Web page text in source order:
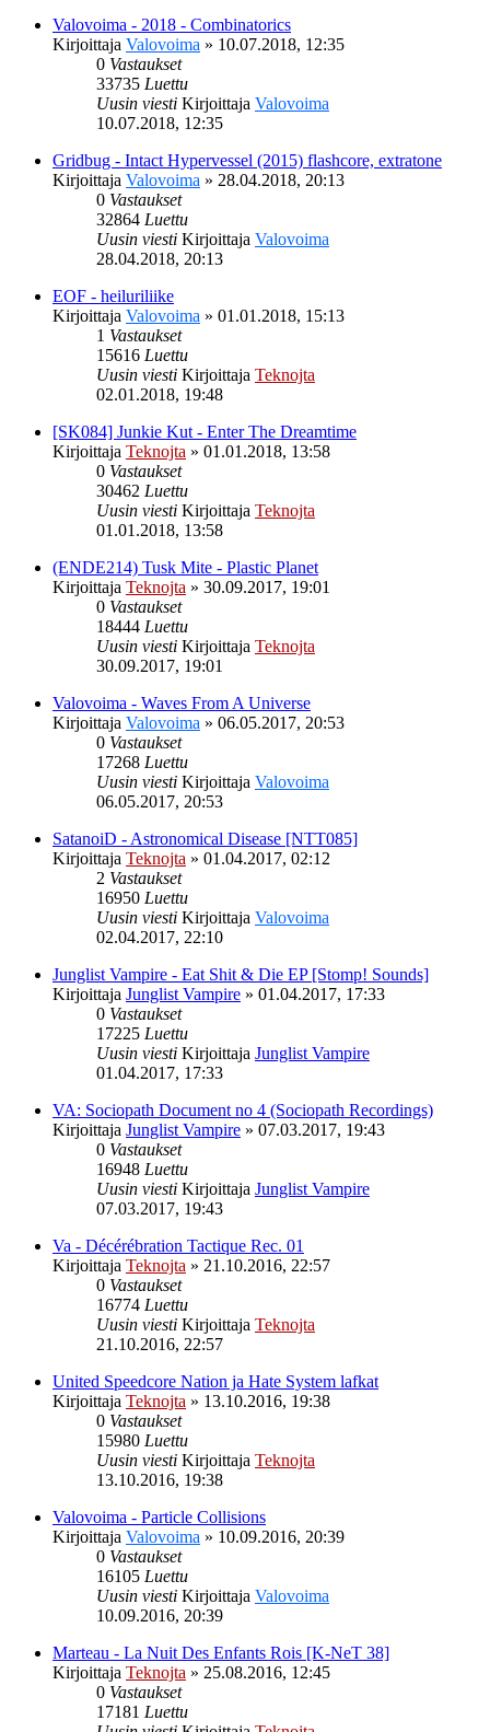
Valovoima - 2018 - Combinatorics
Kirjoittaja Valovoima » 10.07.2018, 12:35
0 Vastaukset
33735 Luettu
Uusin viesti Kirjoittaja Valovoima
10.07.2018, 12:35
Gridbug - Intact Hypervessel (2015) flashcore, extratone
Kirjoittaja Valovoima » 28.04.2018, 20:13
0 Vastaukset
32864 Luettu
Uusin viesti Kirjoittaja Valovoima
28.04.2018, 20:13
EOF - heiluriliike
Kirjoittaja Valovoima » 01.01.2018, 15:13
1 Vastaukset
15616 Luettu
Uusin viesti Kirjoittaja Teknojta
02.01.2018, 19:48
[SK084] Junkie Kut - Enter The Dreamtime
Kirjoittaja Teknojta » 01.01.2018, 13:58
0 Vastaukset
30462 Luettu
Uusin viesti Kirjoittaja Teknojta
01.01.2018, 13:58
(ENDE214) Tusk Mite - Plastic Planet
Kirjoittaja Teknojta » 30.09.2017, 19:01
0 Vastaukset
18444 Luettu
Uusin viesti Kirjoittaja Teknojta
30.09.2017, 19:01
Valovoima - Waves From A Universe
Kirjoittaja Valovoima » 06.05.2017, 20:53
0 Vastaukset
17268 Luettu
Uusin viesti Kirjoittaja Valovoima
06.05.2017, 20:53
SatanoiD - Astronomical Disease [NTT085]
Kirjoittaja Teknojta » 01.04.2017, 02:12
2 Vastaukset
16950 Luettu
Uusin viesti Kirjoittaja Valovoima
02.04.2017, 22:10
Junglist Vampire - Eat Shit & Die EP [Stomp! Sounds]
Kirjoittaja Junglist Vampire » 01.04.2017, 17:33
0 Vastaukset
17225 Luettu
Uusin viesti Kirjoittaja Junglist Vampire
01.04.2017, 17:33
VA: Sociopath Document no 4 (Sociopath Recordings)
Kirjoittaja Junglist Vampire » 07.03.2017, 19:43
0 Vastaukset
16948 Luettu
Uusin viesti Kirjoittaja Junglist Vampire
07.03.2017, 19:43
Va - Décérébration Tactique Rec. 01
Kirjoittaja Teknojta » 21.10.2016, 22:57
0 Vastaukset
16774 Luettu
Uusin viesti Kirjoittaja Teknojta
21.10.2016, 22:57
United Speedcore Nation ja Hate System lafkat
Kirjoittaja Teknojta » 13.10.2016, 19:38
0 Vastaukset
15980 Luettu
Uusin viesti Kirjoittaja Teknojta
13.10.2016, 19:38
Valovoima - Particle Collisions
Kirjoittaja Valovoima » 10.09.2016, 20:39
0 Vastaukset
16105 Luettu
Uusin viesti Kirjoittaja Valovoima
10.09.2016, 20:39
Marteau - La Nuit Des Enfants Rois [K-NeT 38]
Kirjoittaja Teknojta » 25.08.2016, 12:45
0 Vastaukset
17181 Luettu